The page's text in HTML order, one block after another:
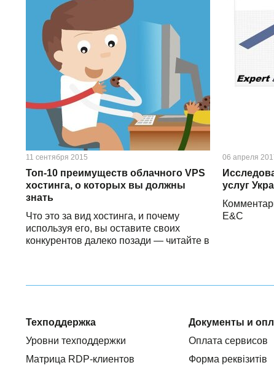
11 сентября 2015
Топ-10 преимуществ облачного VPS
хостинга, о которых вы должны
знать
Что это за вид хостинга, и почему
используя его, вы оставите своих
конкурентов далеко позади — читайте в
06 апреля
услуг
E&C
Техподдержка
Уровни техподдержки
Матрица RDP-клиентов
Документы и
Оплата сервисов
Форма реквізитів